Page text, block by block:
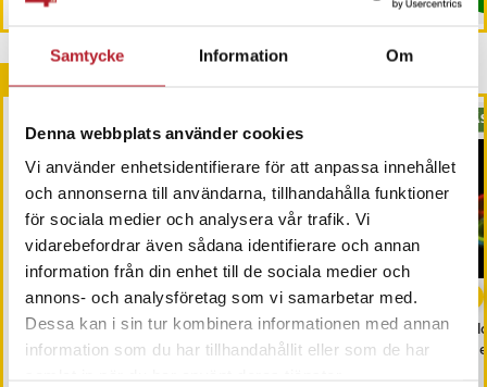
Samtycke Information Om
Denna webbplats använder cookies
Vi använder enhetsidentifierare för att anpassa innehållet
och annonserna till användarna, tillhandahålla funktioner
för sociala medier och analysera vår trafik. Vi
vidarebefordrar även sådana identifierare och annan
information från din enhet till de sociala medier och
annons- och analysföretag som vi samarbetar med.
Dessa kan i sin tur kombinera informationen med annan
information som du har tillhandahållit eller som de har
Andra köpte också
Tändstål med Oslagbar
Gnista i Alla
-57
Rullborste för husdjur